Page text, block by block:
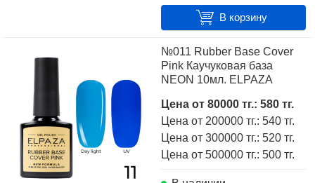
В корзину
№011 Rubber Base Cover
Pink Каучуковая база
NEON 10мл. ELPAZA
Цена от 80000 тг.: 580 тг.
Цена от 200000 тг.: 540 тг.
Цена от 300000 тг.: 520 тг.
Цена от 500000 тг.: 500 тг.